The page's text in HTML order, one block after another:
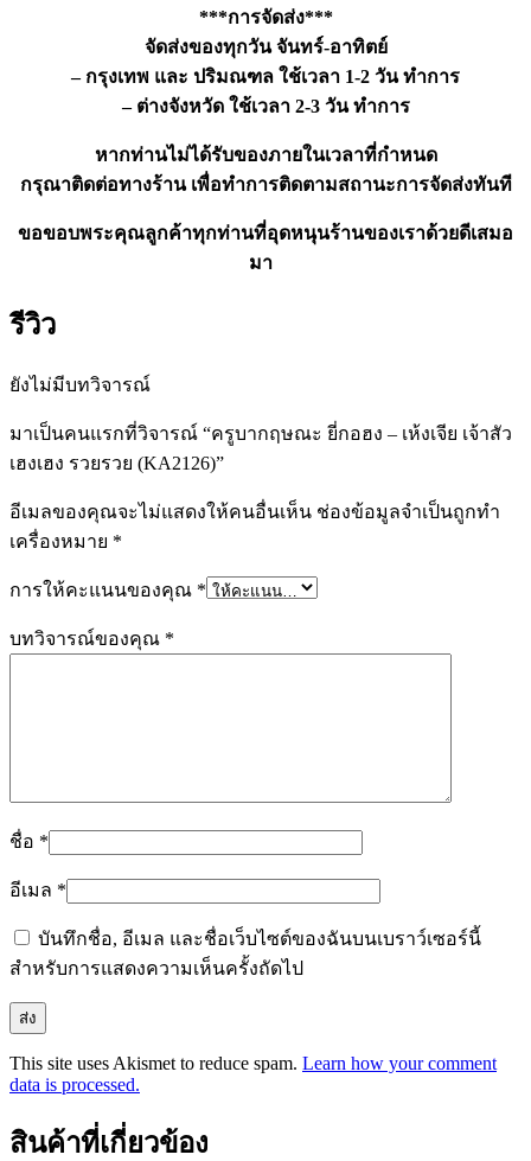
***การจัดส่ง***
จัดส่งของทุกวัน จันทร์-อาทิตย์
– กรุงเทพ และ ปริมณฑล ใช้เวลา 1-2 วัน ทำการ
– ต่างจังหวัด ใช้เวลา 2-3 วัน ทำการ
หากท่านไม่ได้รับของภายในเวลาที่กำหนด
กรุณาติดต่อทางร้าน เพื่อทำการติดตามสถานะการจัดส่งทันที
ขอขอบพระคุณลูกค้าทุกท่านที่อุดหนุนร้านของเราด้วยดีเสมอ
มา
รีวิว
ยังไม่มีบทวิจารณ์
มาเป็นคนแรกที่วิจารณ์ “ครูบากฤษณะ ยี่กอฮง – เห้งเจีย เจ้าสัว
เฮงเฮง รวยรวย (KA2126)”
อีเมลของคุณจะไม่แสดงให้คนอื่นเห็น ช่องข้อมูลจำเป็นถูกทำ
เครื่องหมาย *
การให้คะแนนของคุณ *
บทวิจารณ์ของคุณ *
ชื่อ *
อีเมล *
บันทึกชื่อ, อีเมล และชื่อเว็บไซต์ของฉันบนเบราว์เซอร์นี้
สำหรับการแสดงความเห็นครั้งถัดไป
This site uses Akismet to reduce spam. Learn how your comment
data is processed.
สินค้าที่เกี่ยวข้อง